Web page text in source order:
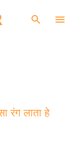
रंग लाता हे